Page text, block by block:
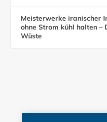
Meisterwerke iranischer
ohne Strom kühl halten
Wüste